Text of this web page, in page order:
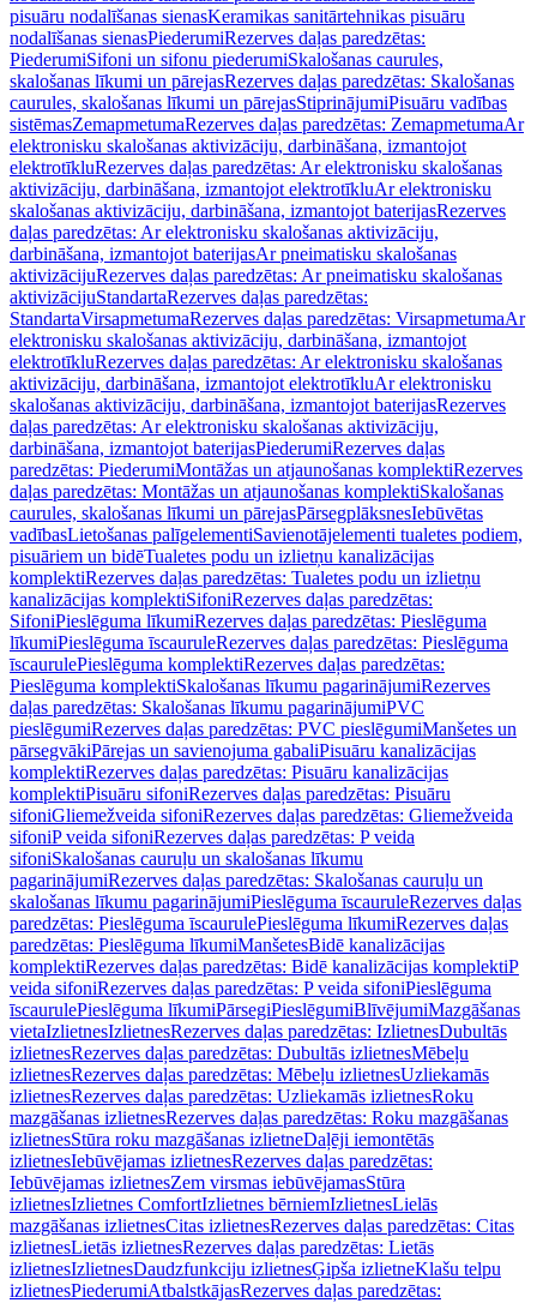
pisuāru nodalīšanas sienasKeramikas sanitārtehnikas pisuāru
nodalīšanas sienasPiederumiRezerves daļas paredzētas:
PiederumiSifoni un sifonu piederumiSkalošanas caurules,
skalošanas līkumi un pārejasRezerves daļas paredzētas: Skalošanas
caurules, skalošanas līkumi un pārejasStiprinājumiPisuāru vadības
sistēmasZemapmetumaRezerves daļas paredzētas: ZemapmetumaAr
elektronisku skalošanas aktivizāciju, darbināšana, izmantojot
elektrotīkluRezerves daļas paredzētas: Ar elektronisku skalošanas
aktivizāciju, darbināšana, izmantojot elektrotīkluAr elektronisku
skalošanas aktivizāciju, darbināšana, izmantojot baterijasRezerves
daļas paredzētas: Ar elektronisku skalošanas aktivizāciju,
darbināšana, izmantojot baterijasAr pneimatisku skalošanas
aktivizācijuRezerves daļas paredzētas: Ar pneimatisku skalošanas
aktivizācijuStandartaRezerves daļas paredzētas:
StandartaVirsapmetumaRezerves daļas paredzētas: VirsapmetumaAr
elektronisku skalošanas aktivizāciju, darbināšana, izmantojot
elektrotīkluRezerves daļas paredzētas: Ar elektronisku skalošanas
aktivizāciju, darbināšana, izmantojot elektrotīkluAr elektronisku
skalošanas aktivizāciju, darbināšana, izmantojot baterijasRezerves
daļas paredzētas: Ar elektronisku skalošanas aktivizāciju,
darbināšana, izmantojot baterijasPiederumiRezerves daļas
paredzētas: PiederumiMontāžas un atjaunošanas komplektiRezerves
daļas paredzētas: Montāžas un atjaunošanas komplektiSkalošanas
caurules, skalošanas līkumi un pārejasPārsegplāksnesIebūvētas
vadībasLietošanas palīgelementiSavienotājelementi tualetes podiem,
pisuāriem un bidēTualetes podu un izlietņu kanalizācijas
komplektiRezerves daļas paredzētas: Tualetes podu un izlietņu
kanalizācijas komplektiSifoniRezerves daļas paredzētas:
SifoniPieslēguma līkumiRezerves daļas paredzētas: Pieslēguma
līkumiPieslēguma īscauruleRezerves daļas paredzētas: Pieslēguma
īscaurulePieslēguma komplektiRezerves daļas paredzētas:
Pieslēguma komplektiSkalošanas līkumu pagarinājumiRezerves
daļas paredzētas: Skalošanas līkumu pagarinājumiPVC
pieslēgumiRezerves daļas paredzētas: PVC pieslēgumiManšetes un
pārsegvākiPārejas un savienojuma gabaliPisuāru kanalizācijas
komplektiRezerves daļas paredzētas: Pisuāru kanalizācijas
komplektiPisuāru sifoniRezerves daļas paredzētas: Pisuāru
sifoniGliemežveida sifoniRezerves daļas paredzētas: Gliemežveida
sifoniP veida sifoniRezerves daļas paredzētas: P veida
sifoniSkalošanas cauruļu un skalošanas līkumu
pagarinājumiRezerves daļas paredzētas: Skalošanas cauruļu un
skalošanas līkumu pagarinājumiPieslēguma īscauruleRezerves daļas
paredzētas: Pieslēguma īscaurulePieslēguma līkumiRezerves daļas
paredzētas: Pieslēguma līkumiManšetesBidē kanalizācijas
komplektiRezerves daļas paredzētas: Bidē kanalizācijas komplektiP
veida sifoniRezerves daļas paredzētas: P veida sifoniPieslēguma
īscaurulePieslēguma līkumiPārsegiPieslēgumiBlīvējumiMazgāšanas
vietaIzlietnesIzlietnesRezerves daļas paredzētas: IzlietnesDubultās
izlietnesRezerves daļas paredzētas: Dubultās izlietnesMēbeļu
izlietnesRezerves daļas paredzētas: Mēbeļu izlietnesUzliekamās
izlietnesRezerves daļas paredzētas: Uzliekamās izlietnesRoku
mazgāšanas izlietnesRezerves daļas paredzētas: Roku mazgāšanas
izlietnesStūra roku mazgāšanas izlietneDaļēji iemontētās
izlietnesIebūvējamas izlietnesRezerves daļas paredzētas:
Iebūvējamas izlietnesZem virsmas iebūvējamasStūra
izlietnesIzlietnes ComfortIzlietnes bērniemIzlietnesLielās
mazgāšanas izlietnesCitas izlietnesRezerves daļas paredzētas: Citas
izlietnesLietās izlietnesRezerves daļas paredzētas: Lietās
izlietnesIzlietnesDaudzfunkciju izlietnesĢipša izlietneKlašu telpu
izlietnesPiederumiAtbalstkājasRezerves daļas paredzētas: